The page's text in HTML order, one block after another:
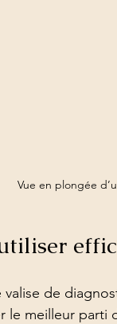
Vue en plongée
valise de
le meilleur parti